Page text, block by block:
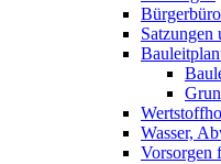
Satzungen
Wasser,
Vorsorgen